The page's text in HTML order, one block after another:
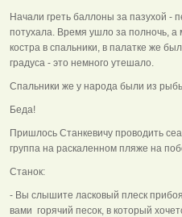
Начали греть баллоны за пазухой -
потухала. Время ушло за полночь, а
костра в спальники, в палатке же
градуса - это немного утешало.
Спальники же у народа были из
Беда!
Пришлось Станкевичу проводить
группа на раскаленном пляже на
Станок:
- Вы слышите ласковый плеск
вами горячий песок, в который